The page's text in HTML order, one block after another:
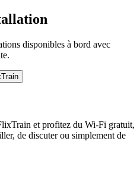
disponibles à bord avec
et profitez du Wi-Fi gratuit,
de discuter ou simplement de